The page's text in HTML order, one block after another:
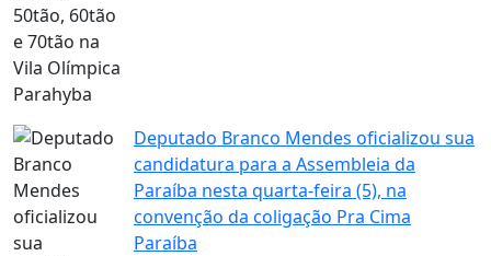
Deputado Branco Mendes oficializou sua
candidatura para a Assembleia da
Paraíba nesta quarta-feira (5), na
convenção da coligação Pra Cima
Paraíba